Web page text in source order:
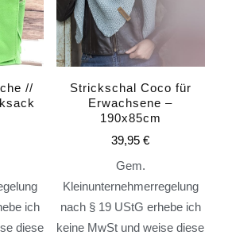
//
ich
diese
Strickschal Coco für
Erwachsene –
190x85cm
39,95€
Gem.
Kleinunternehmerregelung
nach § 19 UStG erhebe ich
keine MwSt und weise diese